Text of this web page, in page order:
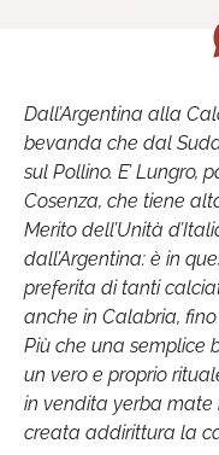
Dall’Argentina alla
bevanda che dal
sul Pollino. E’ Lungro,
Cosenza, che tiene
Merito dell’Unità
dall’Argentina: è in
preferita di tanti
anche in Calabria,
Più che una semplice
un vero e proprio
in vendita yerba mate
creata addirittura la